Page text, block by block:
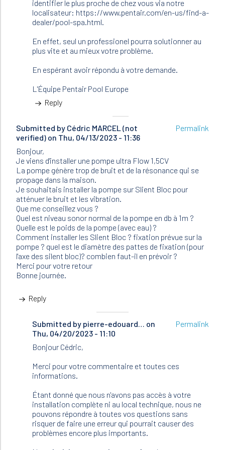
(not
verified)
identifier le plus proche de chez vous via notre
localisateur: https://www.pentair.com/en-us/find-a-
dealer/pool-spa.html.
En effet, seul un professionel pourra solutionner au
plus vite et au mieux votre problème.
En espérant avoir répondu à votre demande.
L'Équipe Pentair Pool Europe
Reply
Submitted by Cédric MARCEL (not
verified) on Thu, 04/13/2023 - 11:36
Permalink
Bonjour,
Je viens d'installer une pompe ultra Flow 1,5CV
La pompe génère trop de bruit et de la résonance qui se
propage dans la maison.
Je souhaitais installer la pompe sur Slient Bloc pour
atténuer le bruit et les vibration.
Que me conseillez vous ?
Quel est niveau sonor normal de la pompe en db à 1m ?
Quelle est le poids de la pompe (avec eau) ?
Comment installer les Slient Bloc ? fixation prévue sur la
pompe ? quel est le diamètre des pattes de fixation (pour
l'axe des silent bloc)? combien faut-il en prévoir ?
Merci pour votre retour
Bonne journée.
Reply
Submitted by pierre-edouard… on
Thu, 04/20/2023 - 11:10
In
reply
to
Bonjour,
Je
viens
d…
by
Cédric
MARCEL
(not
verified)
Permalink
Bonjour Cédric,
Merci pour votre commentaire et toutes ces
informations.
Étant donné que nous n'avons pas accès à votre
installation complète ni au local technique, nous ne
pouvons répondre à toutes vos questions sans
risquer de faire une erreur qui pourrait causer des
problèmes encore plus importants.